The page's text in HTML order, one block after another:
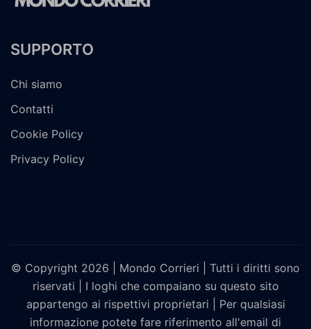
SUPPORTO
Chi siamo
Contatti
Cookie Policy
Privacy Policy
© Copyright 2026 | Mondo Corrieri | Tutti i diritti sono
riservati | I loghi che compaiano su questo sito
appartengo ai rispettivi proprietari | Per qualsiasi
informazione potete fare riferimento all'email di